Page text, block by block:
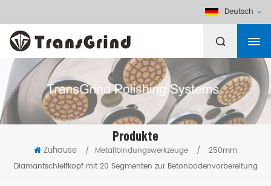
Deutsch
Produkte
Zuhause / Metallbindungswerkzeuge /
250mm
Diamantschleifkopf mit 20 Segmenten zur Betonbodenvorbereitung